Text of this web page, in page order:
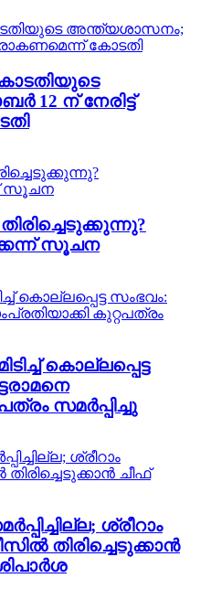
കോടതിയുടെ
12 ന് നേരിട്ട്
തിരിച്ചെടുക്കുന്നു?
സൂചന
കൊല്ലപ്പെട്ട
സമര്‍പ്പിച്ചു
ശ്രീറാം
തിരിച്ചെടുക്കാന്‍